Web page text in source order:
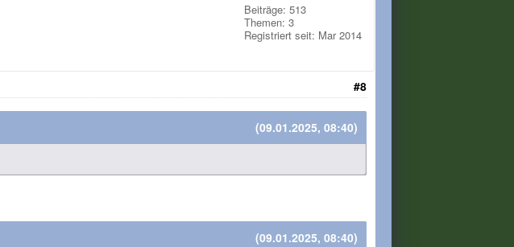
Beiträge: 513
Themen: 3
Registriert seit: Mar 2014
#8
(09.01.2025, 08:40)
(09.01.2025, 08:40)